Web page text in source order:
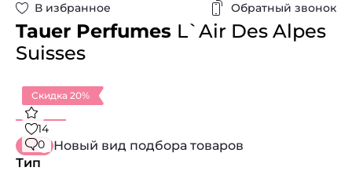
В избранное Обратный звонок
Tauer Perfumes L`Air Des Alpes
Suisses
Скидка 20%
14
0
Новый вид подбора товаров
Тип